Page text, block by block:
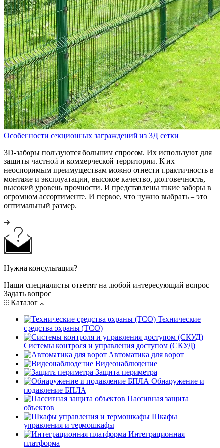
Особенности секционных заграждений из 3Д сетки
3D-заборы пользуются большим спросом. Их используют для
защиты частной и коммерческой территории. К их
неоспоримым преимуществам можно отнести практичность в
монтаже и эксплуатации, высокое качество, долговечность,
высокий уровень прочности. И представлены такие заборы в
огромном ассортименте. И первое, что нужно выбрать – это
оптимальный размер.
Нужна консультация?
Наши специалисты ответят на любой интересующий вопрос
Задать вопрос
Каталог
Технические
средства охраны (ТСО)
Системы контроля и управления доступом (СКУД)
Автоматика для ворот
Видеонаблюдение
Защита периметра
Обнаружение и
подавление БПЛА
Пассивная защита
объектов
Шкафы
управления и термошкафы
Интеграционная
платформа